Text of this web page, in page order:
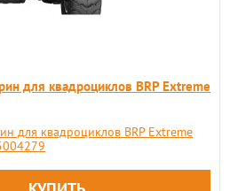
для квадроциклов BRP Extreme
для квадроциклов BRP Extreme